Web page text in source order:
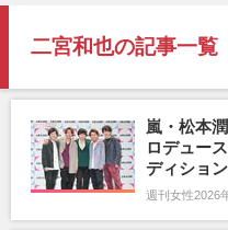
二宮和也の記事一覧
嵐・松本
ロデュー
ディショ
週刊女性2026